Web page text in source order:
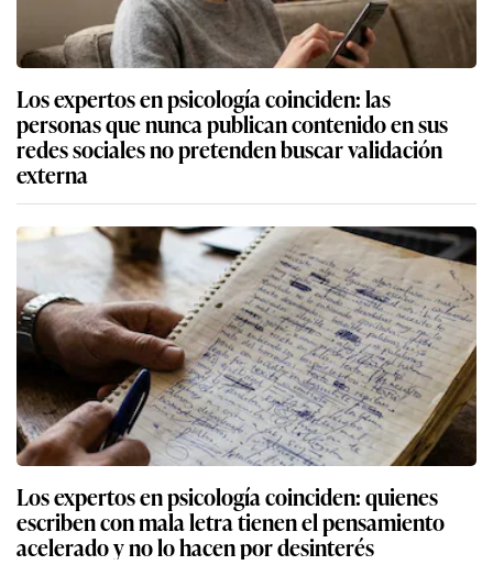
Los expertos en psicología coinciden: las
personas que nunca publican contenido en sus
redes sociales no pretenden buscar validación
externa
Los expertos en psicología coinciden: quienes
escriben con mala letra tienen el pensamiento
acelerado y no lo hacen por desinterés